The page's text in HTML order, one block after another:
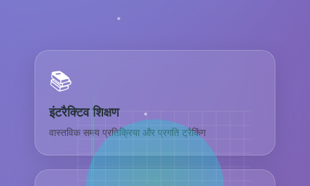
📚
इंटरैक्टिव शिक्षण
वास्तविक समय प्रतिक्रिया और प्रगति ट्रैकिंग